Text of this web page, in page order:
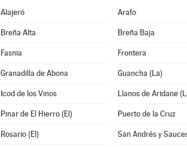
Alajeró Arafo
Breña Alta Breña Baja
Fasnia Frontera
Granadilla de Abona Guancha (La)
Icod de los Vinos Llanos de Aridane
Pinar de El Hierro (El) Puerto de la Cruz
Rosario (El) San Andrés y